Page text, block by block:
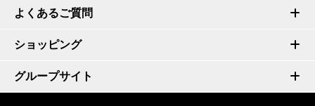
よくあるご質問
ショッピング
グループサイト